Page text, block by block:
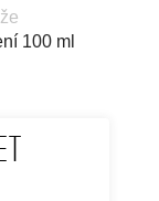
100 ml